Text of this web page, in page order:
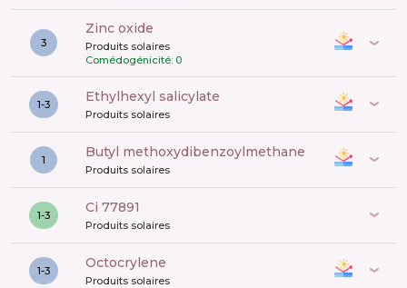
3
zinc oxide
Produits solaires
Comédogénicité: 0
1-3 ethylhexyl salicylate
Produits solaires
1 butyl methoxydibenzoylmethane
Produits solaires
1-3 ci 77891
Produits solaires
1-3 octocrylene
Produits solaires